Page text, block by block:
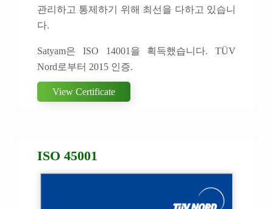
관리하고 통제하기 위해 최선을 다하고 있습니
다.
Satyam은 ISO 14001을 획득했습니다. TÜV
Nord로부터 2015 인증.
View Certificate
ISO 45001